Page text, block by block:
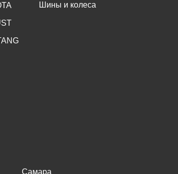
Шины и колеса
Самара